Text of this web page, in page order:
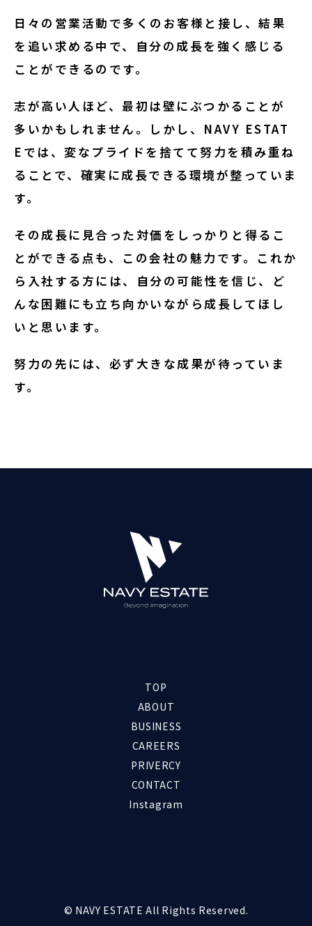
日々の営業活動で多くのお客様と接し、結果
を追い求める中で、自分の成長を強く感じる
ことができるのです。
志が高い人ほど、最初は壁にぶつかることが
多いかもしれません。しかし、NAVY ESTAT
Eでは、変なプライドを捨てて努力を積み重ね
ることで、確実に成長できる環境が整っていま
す。
その成長に見合った対価をしっかりと得るこ
とができる点も、この会社の魅力です。これか
ら入社する方には、自分の可能性を信じ、ど
んな困難にも立ち向かいながら成長してほし
いと思います。
努力の先には、必ず大きな成果が待っていま
す。
TOP
ABOUT
BUSINESS
CAREERS
PRIVERCY
CONTACT
Instagram
© NAVY ESTATE All Rights Reserved.